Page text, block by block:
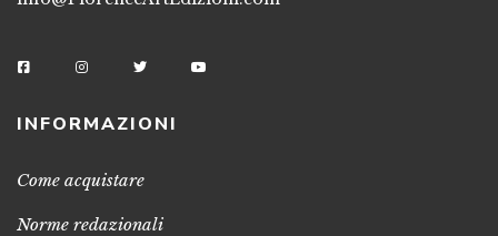
INFORMAZIONI
Come acquistare
Norme redazionali